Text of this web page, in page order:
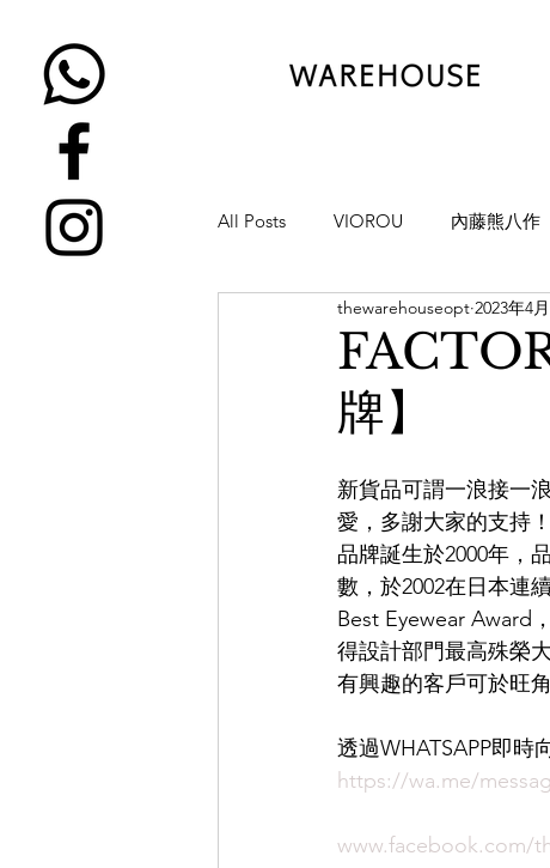
All Posts VIOROU 內藤熊八作
NATIVE SONS
YUICHI TOYAMA
H-FUSION JULIUS TART
OG X OLIVER
EFFECTOR
牌】
thewarehouseopt 2023年4
新貨品可謂一浪接一
愛，多謝大家的支持
品牌誕生於2000年，
數，於2002在日本連
Best Eyewear Award
得設計部門最高殊榮
有興趣的客戶可於旺
透過WHATSAPP即時
https://wa.me/
www.facebook.com/